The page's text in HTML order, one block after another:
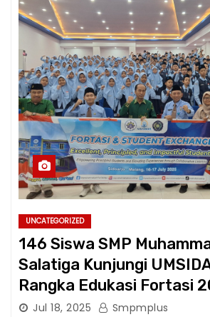
UNCATEGORIZED
146 Siswa SMP
Salatiga Kunjungi
Rangka Edukasi Fortasi
Jul 18, 2025 Smpmplus